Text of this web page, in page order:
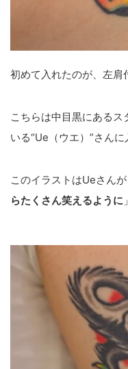
初めて入れたのが、左肩
こちらは中目黒にある
いる“Ue（ウエ）”さんに
このイラストはUeさん
らたくさん笑えるように